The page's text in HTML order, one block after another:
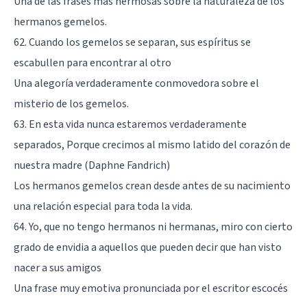
hermanos gemelos.
62. Cuando los gemelos se separan, sus espíritus se
escabullen para encontrar al otro
Una alegoría verdaderamente conmovedora sobre el
misterio de los gemelos.
63. En esta vida nunca estaremos verdaderamente
separados, Porque crecimos al mismo latido del corazón de
nuestra madre (Daphne Fandrich)
Los hermanos gemelos crean desde antes de su nacimiento
una relación especial para toda la vida.
64. Yo, que no tengo hermanos ni hermanas, miro con cierto
grado de envidia a aquellos que pueden decir que han visto
nacer a sus amigos
Una frase muy emotiva pronunciada por el escritor escocés